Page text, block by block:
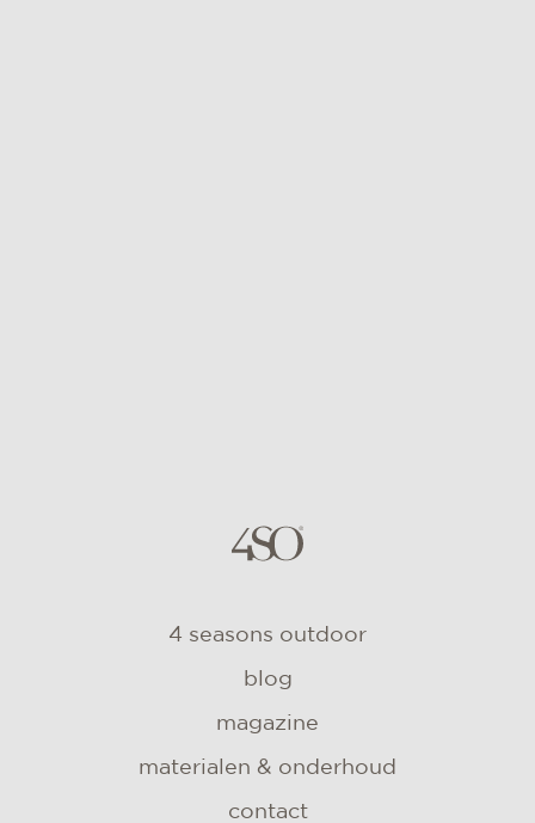
4 seasons outdoor
blog
magazine
materialen & onderhoud
contact